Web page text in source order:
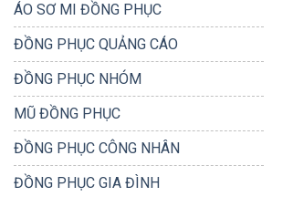
ÁO SƠ MI ĐỒNG PHỤC
ĐỒNG PHỤC QUẢNG CÁO
ĐỒNG PHỤC NHÓM
MŨ ĐỒNG PHỤC
ĐỒNG PHỤC CÔNG NHÂN
ĐỒNG PHỤC GIA ĐÌNH